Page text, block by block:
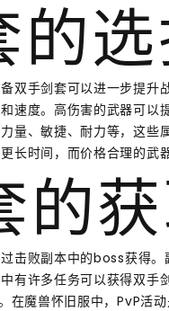
的
双手剑套可以进一步提升
速度。高伤害的武器可以
量、敏捷、耐力等，这些
长时间，而价格合理的武
的
击败副本中的boss获得。
许多任务可以获得双手
在魔兽怀旧服中，PvP活